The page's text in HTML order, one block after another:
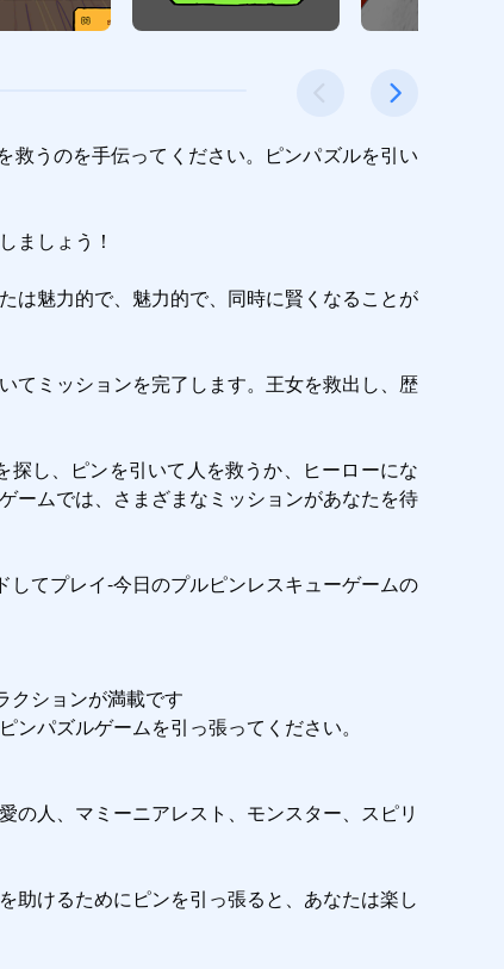
救うのを手伝ってください。ピンパズルを引い
ましょう！
は魅力的で、魅力的で、同時に賢くなることが
てミッションを完了します。王女を救出し、歴
し、ピンを引いて人を救うか、ヒーローにな
ームでは、さまざまなミッションがあなたを待
てプレイ-今日のプルピンレスキューゲームの
クションが満載です
パズルゲームを引っ張ってください。
人、マミーニアレスト、モンスター、スピリ
助けるためにピンを引っ張ると、あなたは楽し